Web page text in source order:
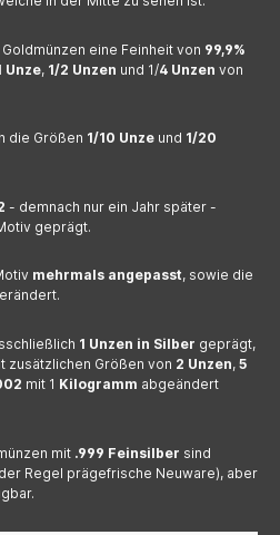
eine Feinheit von 99,9%
Unze, 1/2 Unzen und 1/4 Unzen von
die Größen 1/10 Unze und 1/20
- demnach nur ein Jahr später -
geprägt.
mehrmals angepasst, sowie die
1 Unzen in Silber geprägt,
zusätzlichen Größen von 2 Unzen, 5
mit 1 Kilogramm abgeändert
mit .999 Feinsilber sind
Regel prägefrische Neuware), aber